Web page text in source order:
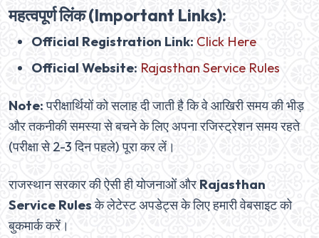
महत्वपूर्ण लिंक (Important Links):
Official Registration Link: Click Here
Official Website: Rajasthan Service Rules
Note:परीक्षार्थियों को सलाह दी जाती है कि वे आखिरी समय की भीड़
और तकनीकी समस्या से बचने के लिए अपना रजिस्ट्रेशन समय रहते
(परीक्षा से 2-3 दिन पहले) पूरा कर लें।
राजस्थान सरकार की ऐसी ही योजनाओं और Rajasthan
Service Rulesके लेटेस्ट अपडेट्स के लिए हमारी वेबसाइट को
बुकमार्क करें।